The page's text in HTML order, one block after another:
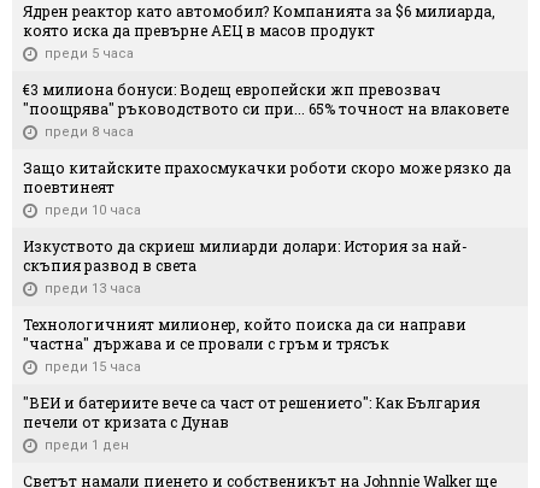
Ядрен реактор като автомобил? Компанията за $6 милиарда,
която иска да превърне АЕЦ в масов продукт
преди 5 часа
€3 милиона бонуси: Водещ европейски жп превозвач
"поощрява" ръководството си при... 65% точност на влаковете
преди 8 часа
Защо китайските прахосмукачки роботи скоро може рязко да
поевтинеят
преди 10 часа
Изкуството да скриеш милиарди долари: История за най-
скъпия развод в света
преди 13 часа
Технологичният милионер, който поиска да си направи
"частна" държава и се провали с гръм и трясък
преди 15 часа
"ВЕИ и батериите вече са част от решението": Как България
печели от кризата с Дунав
преди 1 ден
Светът намали пиенето и собственикът на Johnnie Walker ще